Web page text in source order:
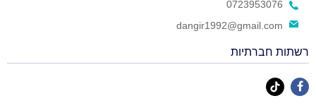
0723953076
dangir1992@gmail.com
רשתות חברתיות